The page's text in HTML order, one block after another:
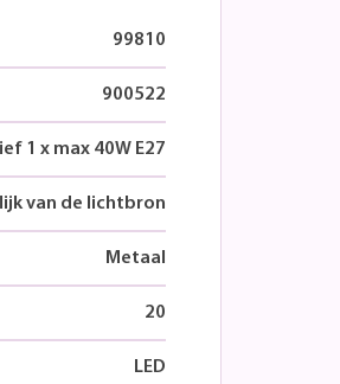
99810
900522
1 x max 40W E27
van de lichtbron
Metaal
20
LED